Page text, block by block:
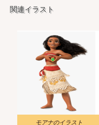
関連イラスト
モアナのイラスト